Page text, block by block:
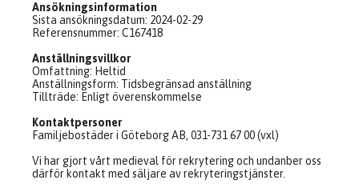
Ansökningsinformation
Sista ansökningsdatum: 2024-02-29
Referensnummer: C167418
Anställningsvillkor
Omfattning: Heltid
Anställningsform: Tidsbegränsad anställning
Tillträde: Enligt överenskommelse
Kontaktpersoner
Familjebostäder i Göteborg AB, 031-731 67 00 (vxl)
Vi har gjort vårt medieval för rekrytering och undanber oss
därför kontakt med säljare av rekryteringstjänster.